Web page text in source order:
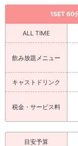
1SET 60
ALL TIME
飲み放題メニュー
キャストドリンク
税金・サービス料
目安予算